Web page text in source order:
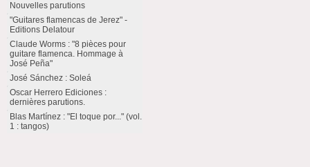
Nouvelles parutions
"Guitares flamencas de Jerez" -
Editions Delatour
Claude Worms : "8 pièces pour
guitare flamenca. Hommage à
José Peña"
José Sánchez : Soleá
Oscar Herrero Ediciones :
dernières parutions.
Blas Martínez : "El toque por..." (vol.
1 : tangos)